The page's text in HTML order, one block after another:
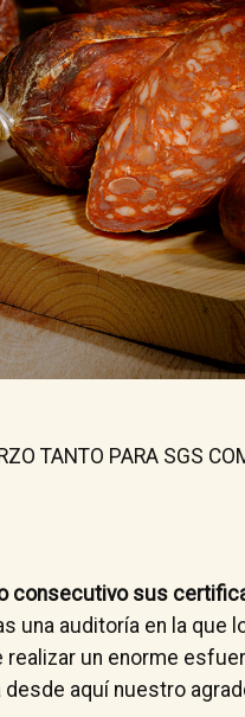
TANTO PARA SGS
consecutivo sus
una auditoría en la que
un enorme
aquí nuestro